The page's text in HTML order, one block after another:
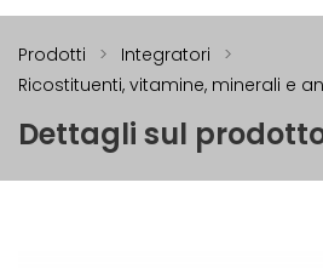
Prodotti
Integratori
Ricostituenti, vitamine, minerali e
Dettagli sul